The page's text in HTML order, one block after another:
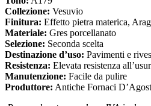
Collezione: Vesuvio
Finitura: Effetto pietra materica,
Materiale: Gres porcellanato
Selezione: Seconda scelta
Destinazione d’uso: Pavimenti e
Resistenza: Elevata resistenza
Manutenzione: Facile da pulire
Produttore: Antiche Fornaci